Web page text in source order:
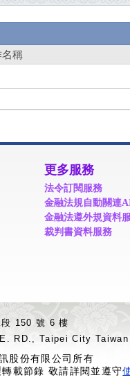
稱
更多服務
法令訂閱服務
金融法規自動關連
金融法遵外規資料
裁判書資料服務
段 150 號 6 樓
RD., Taipei City Taiwan
股份有限公司所有
載節錄 敬請詳閱並遵守